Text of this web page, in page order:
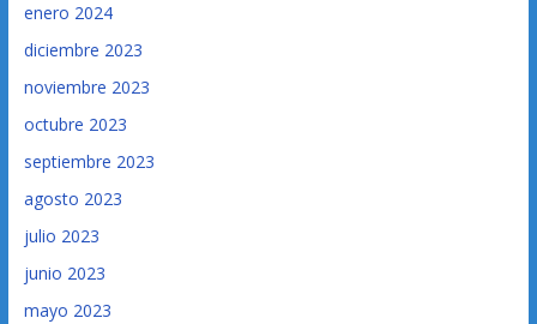
enero 2024
diciembre 2023
noviembre 2023
octubre 2023
septiembre 2023
agosto 2023
julio 2023
junio 2023
mayo 2023